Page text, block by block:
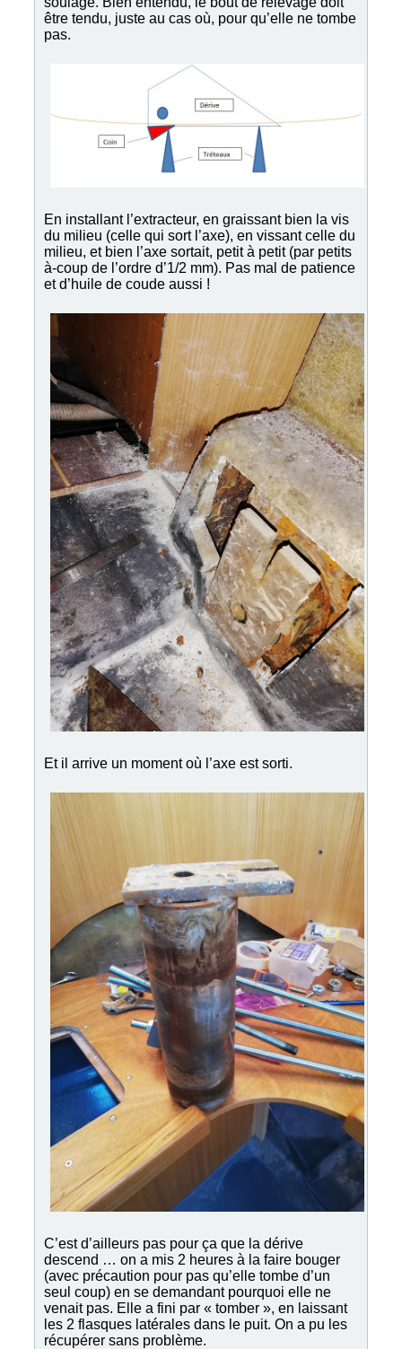
être tendu, juste au cas où, pour qu’elle ne tombe
pas.
En installant l’extracteur, en graissant bien la vis
du milieu (celle qui sort l’axe), en vissant celle du
milieu, et bien l’axe sortait, petit à petit (par petits
à-coup de l’ordre d’1/2 mm). Pas mal de patience
et d’huile de coude aussi !
Et il arrive un moment où l’axe est sorti.
C’est d’ailleurs pas pour ça que la dérive
descend … on a mis 2 heures à la faire bouger
(avec précaution pour pas qu’elle tombe d’un
seul coup) en se demandant pourquoi elle ne
venait pas. Elle a fini par « tomber », en laissant
les 2 flasques latérales dans le puit. On a pu les
récupérer sans problème.